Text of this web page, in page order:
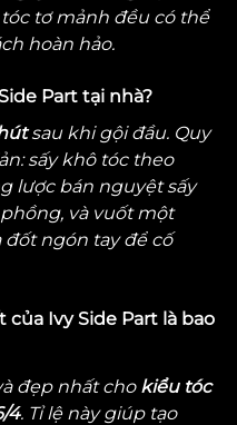
tơ mảnh đều có thể
hoàn hảo.
Part tại nhà?
sau khi gội đầu. Quy
sấy khô tóc theo
lược bán nguyệt sấy
và vuốt một
ngón tay để cố
Ivy Side Part là bao
đẹp nhất cho kiểu tóc
4. Tỉ lệ này giúp tạo